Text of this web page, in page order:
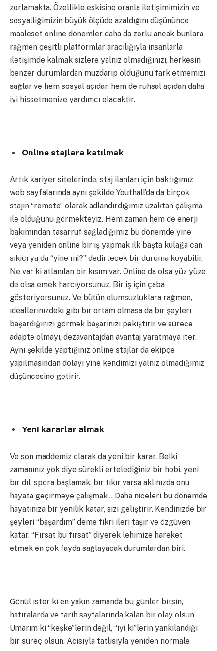
zorlamakta. Özellikle eskisine oranla iletişimimizin ve
sosyalliğimizin büyük ölçüde azaldığını düşününce
maalesef online dönemler daha da zorlu ancak bunlara
rağmen çeşitli platformlar aracılığıyla insanlarla
iletişimde kalmak sizlere yalnız olmadığınızı, herkesin
benzer durumlardan muzdarip olduğunu fark etmemizi
sağlar ve hem sosyal açıdan hem de ruhsal açıdan daha
iyi hissetmenize yardımcı olacaktır.
Online stajlara katılmak
Artık kariyer sitelerinde, staj ilanları için baktığımız
web sayfalarında aynı şekilde Youthall’da da birçok
stajın “remote” olarak adlandırdığımız uzaktan çalışma
ile olduğunu görmekteyiz. Hem zaman hem de enerji
bakımından tasarruf sağladığımız bu dönemde yine
veya yeniden online bir iş yapmak ilk başta kulağa can
sıkıcı ya da “yine mi?” dedirtecek bir duruma koyabilir.
Ne var ki atlanılan bir kısım var. Online da olsa yüz yüze
de olsa emek harcıyorsunuz. Bir iş için çaba
gösteriyorsunuz. Ve bütün olumsuzluklara rağmen,
ideallerinizdeki gibi bir ortam olmasa da bir şeyleri
başardığınızı görmek başarınızı pekiştirir ve sürece
adapte olmayı, dezavantajdan avantaj yaratmaya iter.
Aynı şekilde yaptığınız online stajlar da ekipçe
yapılmasından dolayı yine kendimizi yalnız olmadığımız
düşüncesine getirir.
Yeni kararlar almak
Ve son maddemiz olarak da yeni bir karar. Belki
zamanınız yok diye sürekli ertelediğiniz bir hobi, yeni
bir dil, spora başlamak, bir fikir varsa aklınızda onu
hayata geçirmeye çalışmak… Daha niceleri bu dönemde
hayatınıza bir yenilik katar, sizi geliştirir. Kendinizde bir
şeyleri “başardım” deme fikri ileri taşır ve özgüven
katar. “Fırsat bu fırsat” diyerek lehimize hareket
etmek en çok fayda sağlayacak durumlardan biri.
Gönül ister ki en yakın zamanda bu günler bitsin,
hatıralarda ve tarih sayfalarında kalan bir olay olsun.
Umarım ki “keşke”lerin değil, “iyi ki”lerin yankılandığı
bir süreç olsun. Acısıyla tatlısıyla yeniden normale